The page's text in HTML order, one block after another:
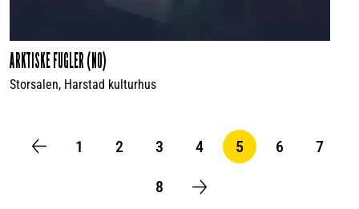
ARKTISKE FUGLER (NO)
Storsalen, Harstad kulturhus
SIDER
S
1
S
2
S
i
d
3
S
i
d
4
N
5
S
6
S
7
S
8